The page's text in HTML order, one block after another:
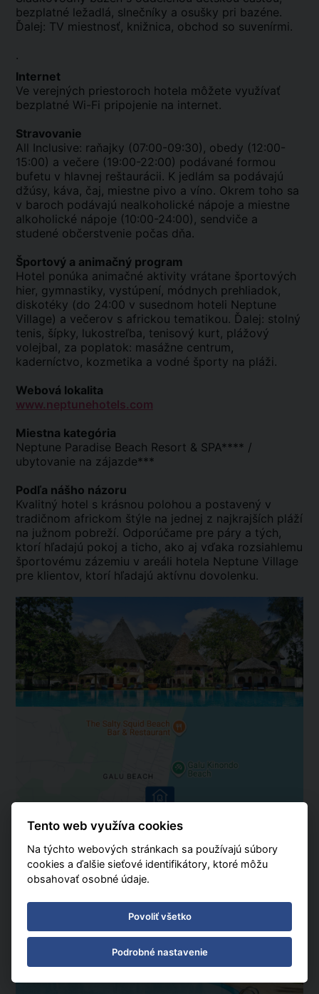
bezplatné ležadlá, slnečníky a osušky pri bazéne.
Ďalej: TV miestnosť, knižnica, obchod so suvenírmi.
.
Internet
Ve verejných priestoroch hotela môžete využívať
bezplatné Wi-Fi pripojenie na internet.
Stravovanie
All Inclusive: raňajky (07:00-09:30), obedy (12:00-
15:00) a večere (19:00-22:00) podávané formou
bufetu v hlavnej reštaurácii. K jedlám sa podávajú
džúsy, káva, čaj, miestne pivo a víno. Okrem toho sa
v baroch podávajú nealkoholické nápoje a miestne
alkoholické nápoje (10:00-24:00), sendviče a
studené občerstvenie počas dňa.
Športový a animačný program
Hotel ponúka animačné aktivity vrátane športových
hier, gymnastiky, vystúpení, módnych prehliadok,
diskotéky (do 24:00 v susednom hoteli Neptune
Village) a večerov s africkou tematikou. Ďalej: stolný
tenis, šípky, lukostreľba, tenisový kurt, plážový
volejbal, za poplatok: masážne centrum,
kaderníctvo, kozmetika a vodné športy na pláži.
Webová lokalita
www.neptunehotels.com
Miestna kategória
Neptune Paradise Beach Resort & SPA**** /
ubytovanie na zájazde***
Podľa nášho názoru
Kvalitný hotel s krásnou polohou a postavený v
tradičnom africkom štýle na jednej z najkrajších pláží
na južnom pobreží. Odporúčame pre páry a tých,
ktorí hľadajú pokoj a ticho, ako aj vďaka rozsiahlemu
športovému zázemiu v areáli hotela Neptune Village
pre klientov, ktorí hľadajú aktívnu dovolenku.
Tento web využíva cookies
Na týchto webových stránkach sa používajú súbory
cookies a ďalšie sieťové identifikátory, ktoré môžu
obsahovať osobné údaje.
Povoliť všetko
Podrobné nastavenie